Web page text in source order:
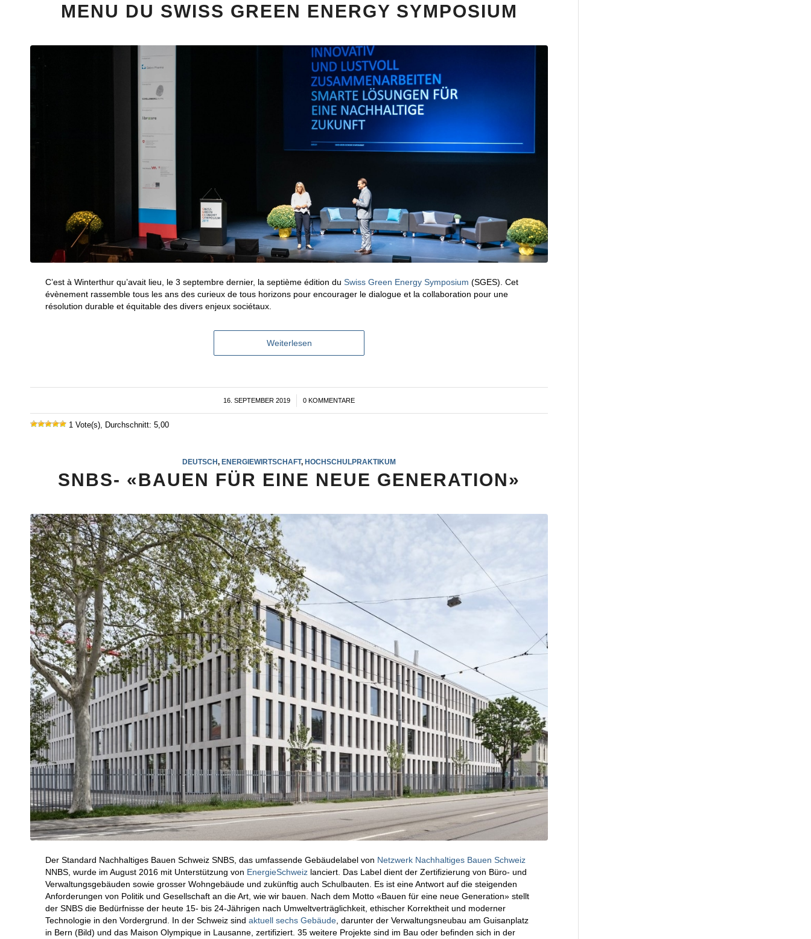
MENU DU SWISS GREEN ENERGY SYMPOSIUM
C’est à Winterthur qu’avait lieu, le 3 septembre dernier, la septième édition du Swiss Green Energy Symposium (SGES). Cet
évènement rassemble tous les ans des curieux de tous horizons pour encourager le dialogue et la collaboration pour une
résolution durable et équitable des divers enjeux sociétaux.
Weiterlesen
16. SEPTEMBER 2019
/ 0 KOMMENTARE
1 Vote(s), Durchschnitt: 5,00
DEUTSCH, ENERGIEWIRTSCHAFT, HOCHSCHULPRAKTIKUM
SNBS- «BAUEN FÜR EINE NEUE GENERATION»
Der Standard Nachhaltiges Bauen Schweiz SNBS, das umfassende Gebäudelabel von Netzwerk Nachhaltiges Bauen Schweiz
NNBS, wurde im August 2016 mit Unterstützung von EnergieSchweiz lanciert. Das Label dient der Zertifizierung von Büro- und
Verwaltungsgebäuden sowie grosser Wohngebäude und zukünftig auch Schulbauten. Es ist eine Antwort auf die steigenden
Anforderungen von Politik und Gesellschaft an die Art, wie wir bauen. Nach dem Motto «Bauen für eine neue Generation» stellt
der SNBS die Bedürfnisse der heute 15- bis 24-Jährigen nach Umweltverträglichkeit, ethischer Korrektheit und moderner
Technologie in den Vordergrund. In der Schweiz sind aktuell sechs Gebäude , darunter der Verwaltungsneubau am Guisanplatz
in Bern (Bild) und das Maison Olympique in Lausanne, zertifiziert. 35 weitere Projekte sind im Bau oder befinden sich in der